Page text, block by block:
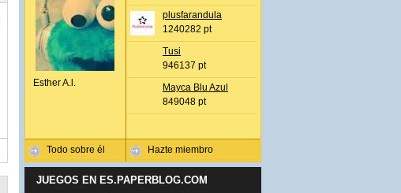
Esther A.l.
Todo sobre él
plusfarandula
1240282 pt
Tusi
946137 pt
Mayca Blu Azul
849048 pt
Hazte miembro
JUEGOS EN ES.PAPERBLOG.COM